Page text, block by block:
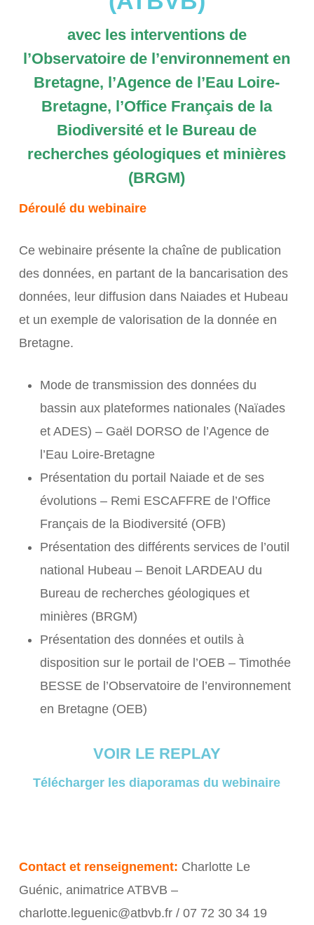
avec les interventions de
l’Observatoire de l’environnement en
Bretagne, l’Agence de l’Eau Loire-
Bretagne, l’Office Français de la
Biodiversité et le Bureau de
recherches géologiques et minières
(BRGM)
Déroulé du webinaire
Ce webinaire présente la chaîne de publication
des données, en partant de la bancarisation des
données, leur diffusion dans Naiades et Hubeau
et un exemple de valorisation de la donnée en
Bretagne.
Mode de transmission des données du
bassin aux plateformes nationales (Naïades
et ADES) – Gaël DORSO de l’Agence de
l’Eau Loire-Bretagne
Présentation du portail Naiade et de ses
évolutions – Remi ESCAFFRE de l’Office
Français de la Biodiversité (OFB)
Présentation des différents services de l’outil
national Hubeau – Benoit LARDEAU du
Bureau de recherches géologiques et
minières (BRGM)
Présentation des données et outils à
disposition sur le portail de l’OEB – Timothée
BESSE de l’Observatoire de l’environnement
en Bretagne (OEB)
VOIR LE REPLAY
Télécharger les diaporamas du webinaire
Contact et renseignement: Charlotte Le
Guénic, animatrice ATBVB –
charlotte.leguenic@atbvb.fr / 07 72 30 34 19